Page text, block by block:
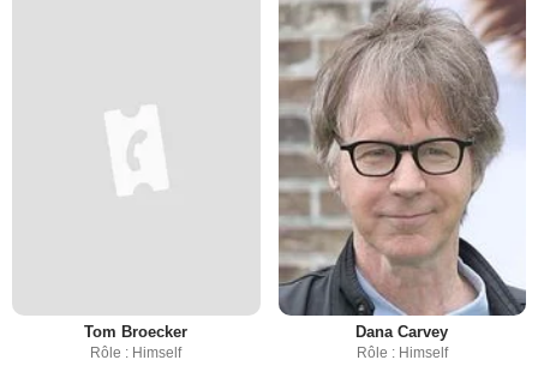
Tom Broecker
Rôle : Himself
Dana Carvey
Rôle : Himself